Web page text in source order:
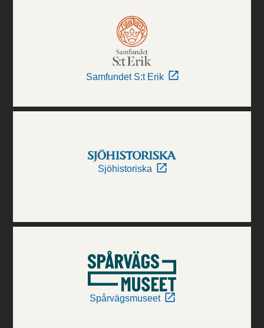
Samfundet S:t Erik
Sjöhistoriska
Spårvägsmuseet